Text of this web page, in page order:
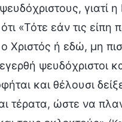
γιατί η
«Τότε εάν τις είπη
Χριστός ή εδώ, μη
ψευδόχριστοι
και θέλουσι
τέρατα, ώστε να